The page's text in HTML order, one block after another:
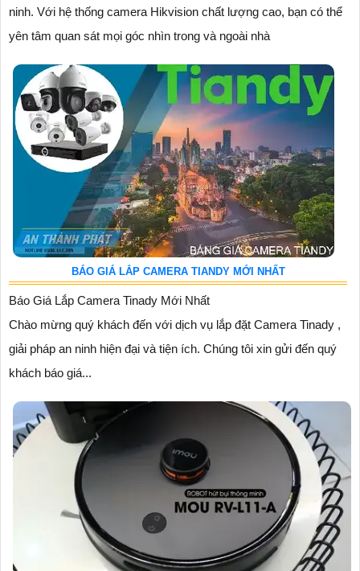
ninh. Với hệ thống camera Hikvision chất lượng cao, bạn có thể
yên tâm quan sát mọi góc nhìn trong và ngoài nhà
BÁO GIÁ LẮP CAMERA TIANDY MỚI NHẤT
Báo Giá Lắp Camera Tinady Mới Nhất
Chào mừng quý khách đến với dịch vụ lắp đặt Camera Tinady ,
giải pháp an ninh hiện đại và tiện ích. Chúng tôi xin gửi đến quý
khách báo giá...